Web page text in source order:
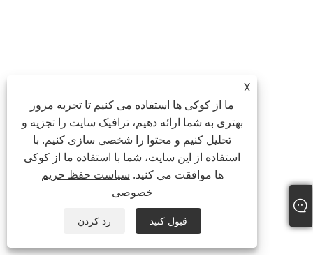
X
ما از کوکی ها استفاده می کنیم تا تجربه مرور
بهتری به شما ارائه دهیم، ترافیک سایت را تجزیه و
تحلیل کنیم و محتوا را شخصی سازی کنیم. با
استفاده از این سایت، شما با استفاده ما از کوکی
ها موافقت می کنید. سیاست حفظ حریم
خصوصی
رد کردن قبول کنید